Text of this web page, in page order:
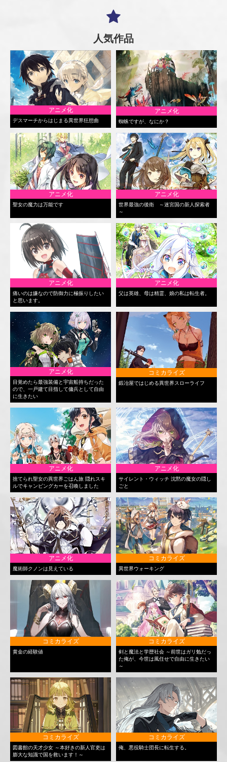
人気作品
アニメ化
デスマーチからはじまる異世界狂想曲
アニメ化
蜘蛛ですが、なにか？
アニメ化
聖女の魔力は万能です
アニメ化
世界最強の後衛 ～迷宮国の新人探索者
～
アニメ化
痛いのは嫌なので防御力に極振りしたい
と思います。
アニメ化
父は英雄、母は精霊、娘の私は転生者。
アニメ化
目覚めたら最強装備と宇宙船持ちだった
ので、一戸建て目指して傭兵として自由
に生きたい
コミカライズ
鍛冶屋ではじめる異世界スローライフ
アニメ化
捨てられ聖女の異世界ごはん旅 隠れスキ
ルでキャンピングカーを召喚しました
アニメ化
サイレント・ウィッチ 沈黙の魔女の隠し
ごと
アニメ化
魔術師クノンは見えている
コミカライズ
異世界ウォーキング
コミカライズ
黄金の経験値
コミカライズ
剣と魔法と学歴社会 ～前世はガリ勉だっ
た俺が、今世は風任せで自由に生きたい
～
コミカライズ
図書館の天才少女 ～本好きの新人官吏は
膨大な知識で国を救います！～
コミカライズ
俺、悪役騎士団長に転生する。